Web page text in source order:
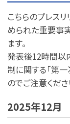
こちらのプレス
められた重要事
ます。
発表後12時間以
制に関する「第
のでご注意くださ
2025年12月